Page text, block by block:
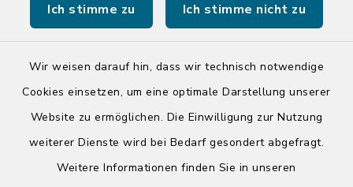
Ich stimme zu Ich stimme nicht zu
Wir weisen darauf hin, dass wir technisch notwendige
Cookies einsetzen, um eine optimale Darstellung unserer
Website zu ermöglichen. Die Einwilligung zur Nutzung
weiterer Dienste wird bei Bedarf gesondert abgefragt.
Weitere Informationen finden Sie in unseren
Tourist-Info der Stadt Bad Segeberg
Barrierefreiheit